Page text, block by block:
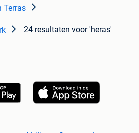
Terras
24 resultaten voor 'heras'